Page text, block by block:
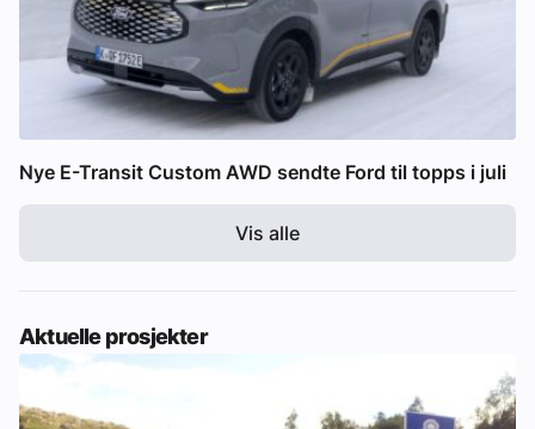
Nye E-Transit Custom AWD sendte Ford til topps i juli
Vis alle
Aktuelle prosjekter